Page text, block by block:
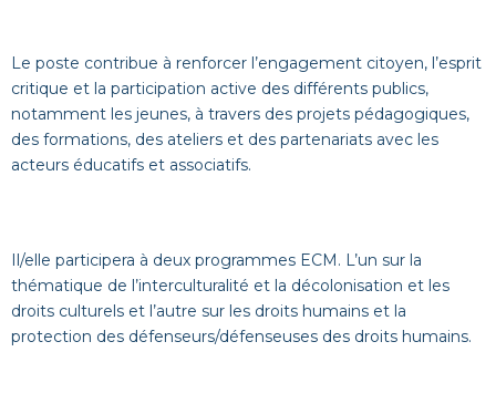
Le poste contribue à renforcer l’engagement citoyen, l’esprit
critique et la participation active des différents publics,
notamment les jeunes, à travers des projets pédagogiques,
des formations, des ateliers et des partenariats avec les
acteurs éducatifs et associatifs.
Il/elle participera à deux programmes ECM. L’un sur la
thématique de l’interculturalité et la décolonisation et les
droits culturels et l’autre sur les droits humains et la
protection des défenseurs/défenseuses des droits humains.